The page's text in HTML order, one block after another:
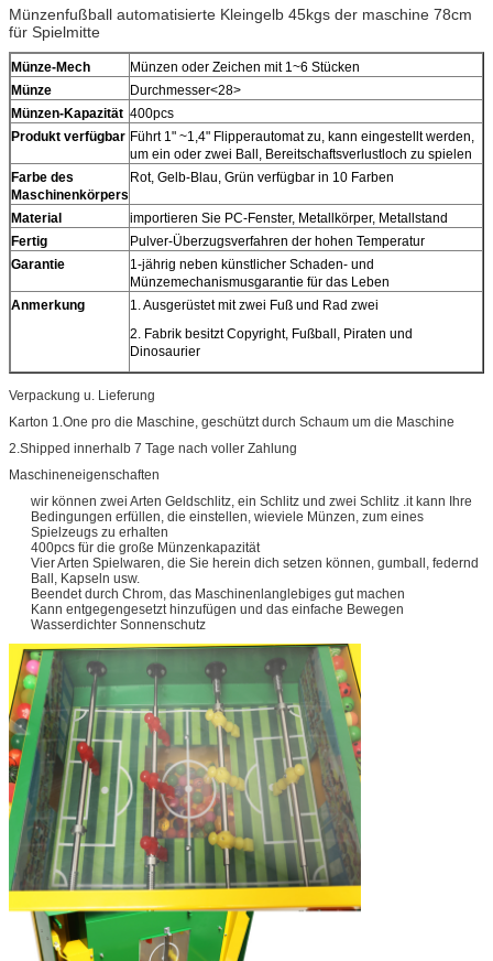
Münzenfußball automatisierte Kleingelb 45kgs der maschine 78cm
für Spielmitte
Münze-Mech
Münzen oder Zeichen mit 1~6 Stücken
Münze
Durchmesser<28>
Münzen-Kapazität 400pcs
Produkt verfügbar Führt 1" ~1,4" Flipperautomat zu, kann eingestellt werden,
um ein oder zwei Ball, Bereitschaftsverlustloch zu spielen
Farbe des
Maschinenkörpers
Rot, Gelb-Blau, Grün verfügbar in 10 Farben
Material
importieren Sie PC-Fenster, Metallkörper, Metallstand
Fertig
Pulver-Überzugsverfahren der hohen Temperatur
Garantie
1-jährig neben künstlicher Schaden- und
Münzemechanismusgarantie für das Leben
Anmerkung
1. Ausgerüstet mit zwei Fuß und Rad zwei
2. Fabrik besitzt Copyright, Fußball, Piraten und
Dinosaurier
Verpackung u. Lieferung
Karton 1.One pro die Maschine, geschützt durch Schaum um die Maschine
2.Shipped innerhalb 7 Tage nach voller Zahlung
Maschineneigenschaften
wir können zwei Arten Geldschlitz, ein Schlitz und zwei Schlitz .it kann Ihre
Bedingungen erfüllen, die einstellen, wieviele Münzen, zum eines
Spielzeugs zu erhalten
400pcs für die große Münzenkapazität
Vier Arten Spielwaren, die Sie herein dich setzen können, gumball, federnd
Ball, Kapseln usw.
Beendet durch Chrom, das Maschinenlanglebiges gut machen
Kann entgegengesetzt hinzufügen und das einfache Bewegen
Wasserdichter Sonnenschutz